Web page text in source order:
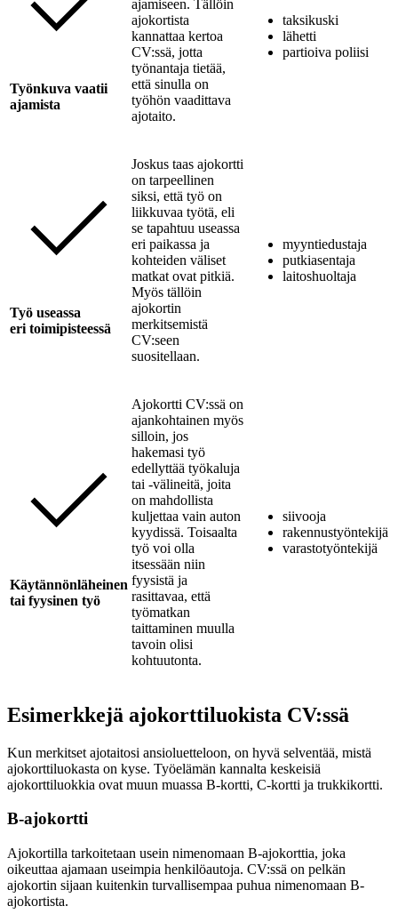
Työnkuva vaatii
ajamista
ajamiseen. Tällöin
ajokortista
kannattaa kertoa
CV:ssä, jotta
työnantaja tietää,
että sinulla on
työhön vaadittava
ajotaito.
taksikuski
lähetti
partioiva poliisi
Työ useassa
eri toimipisteessä
Joskus taas ajokortti
on tarpeellinen
siksi, että työ on
liikkuvaa työtä, eli
se tapahtuu useassa
eri paikassa ja
kohteiden väliset
matkat ovat pitkiä.
Myös tällöin
ajokortin
merkitsemistä
CV:seen
suositellaan.
myyntiedustaja
putkiasentaja
laitoshuoltaja
Käytännönläheinen
tai fyysinen työ
Ajokortti CV:ssä on
ajankohtainen myös
silloin, jos
hakemasi työ
edellyttää työkaluja
tai -välineitä, joita
on mahdollista
kuljettaa vain auton
kyydissä. Toisaalta
työ voi olla
itsessään niin
fyysistä ja
rasittavaa, että
työmatkan
taittaminen muulla
tavoin olisi
kohtuutonta.
siivooja
rakennustyöntekijä
varastotyöntekijä
Esimerkkejä ajokorttiluokista CV:ssä
Kun merkitset ajotaitosi ansioluetteloon, on hyvä selventää, mistä
ajokorttiluokasta on kyse. Työelämän kannalta keskeisiä
ajokorttiluokkia ovat muun muassa B-kortti, C-kortti ja trukkikortti.
B-ajokortti
Ajokortilla tarkoitetaan usein nimenomaan B-ajokorttia, joka
oikeuttaa ajamaan useimpia henkilöautoja. CV:ssä on pelkän
ajokortin sijaan kuitenkin turvallisempaa puhua nimenomaan B-
ajokortista.